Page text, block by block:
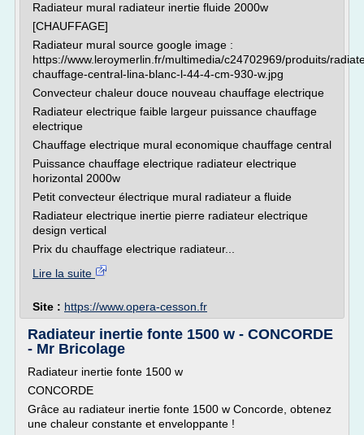
Radiateur mural radiateur inertie fluide 2000w
[CHAUFFAGE]
Radiateur mural source google image :
https://www.leroymerlin.fr/multimedia/c24702969/produits/
chauffage-central-lina-blanc-l-44-4-cm-930-w.jpg
Convecteur chaleur douce nouveau chauffage electrique
Radiateur electrique faible largeur puissance chauffage
electrique
Chauffage electrique mural economique chauffage central
Puissance chauffage electrique radiateur electrique
horizontal 2000w
Petit convecteur électrique mural radiateur a fluide
Radiateur electrique inertie pierre radiateur electrique
design vertical
Prix du chauffage electrique radiateur...
Lire la suite
Site : https://www.opera-cesson.fr
Radiateur inertie fonte 1500 w - CONCORDE
- Mr Bricolage
Radiateur inertie fonte 1500 w
CONCORDE
Grâce au radiateur inertie fonte 1500 w Concorde, obtenez
une chaleur constante et enveloppante !